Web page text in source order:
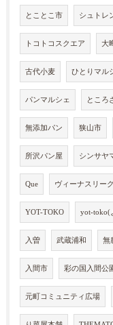
とことこ市 シュトレ
トコトコスクエア 大
古代小麦 ひとりマル
パンマルシェ ところ
無添加パン 狭山市
所沢パン屋 シンサヤ
Que ヴィーナスリー
YOT-TOKO yot-toko(
入曽 武蔵浦和 無
入間市 彩の国入間公
元町コミュニティ広場